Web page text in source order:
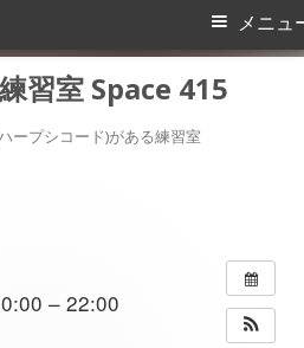
習室 Space 415
ープシコード)がある練習室
メニュ
– 22:00